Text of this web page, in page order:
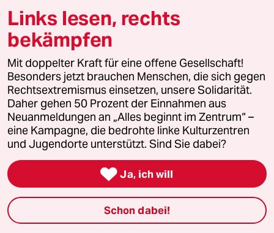
Fragen & Hilfe
Feedback
Aboservice
ePaper Login
Downloads für Abonnierende
© 2026 taz Verlags und Vertriebs GmbH
Alle Rechte vorbehalten. Bei rechtlichen Fragen oder für Genehmigungen
Links lesen, rechts
bekämpfen
Mit doppelter Kraft für eine offene Gesellschaft!
Besonders jetzt brauchen Menschen, die sich gegen
Rechtsextremismus einsetzen, unsere Solidarität.
Daher gehen 50 Prozent der Einnahmen aus
Neuanmeldungen an „Alles beginnt im Zentrum“ –
eine Kampagne, die bedrohte linke Kulturzentren
und Jugendorte unterstützt. Sind Sie dabei?
 Ja, ich will
Schon dabei!